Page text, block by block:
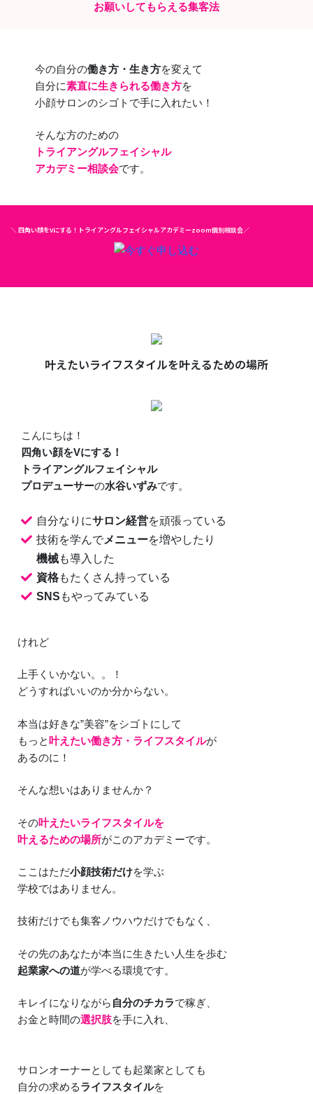
お願いしてもらえる集客法
今の自分の働き方・生き方を変えて
自分に素直に生きられる働き方を
小顔サロンのシゴトで手に入れたい！
そんな方のための
トライアングルフェイシャル
アカデミー相談会です。
＼ 四角い顔をVにする！トライアングルフェイシャルアカデミーzoom個別相談会／
叶えたいライフスタイルを叶えるための場所
こんにちは！
四角い顔をVにする！
トライアングルフェイシャル
プロデューサーの水谷いずみです。
自分なりにサロン経営を頑張っている
技術を学んでメニューを増やしたり
機械も導入した
資格もたくさん持っている
SNS もやってみている
けれど
上手くいかない。。！
どうすればいいのか分からない。
本当は好きな”美容”をシゴトにして
もっと 叶えたい働き方・ライフスタイルが
あるのに！
そんな想いはありませんか？
その叶えたいライフスタイルを
叶えるための場所がこのアカデミーです。
ここはただ小顔技術だけを学ぶ
学校ではありません。
技術だけでも集客ノウハウだけでもなく、
その先のあなたが本当に生きたい人生を歩む
起業家への道が学べる環境です。
キレイになりながら 自分のチカラで稼ぎ、
お金と時間の選択肢を手に入れ、
サロンオーナーとしても起業家としても
自分の求めるライフスタイルを